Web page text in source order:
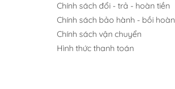
Chính sách đổi - trả - hoàn tiền
Chính sách bảo hành - bồi hoàn
Chính sách vận chuyển
Hình thức thanh toán